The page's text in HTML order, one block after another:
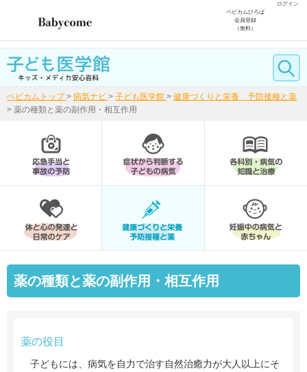
ログイン
ベビカムひろば
会員登録
（無料）
ベビカムトップ > 病気ナビ > 子ども医学館 > 健康づくりと栄養 予防接種と薬
> 薬の種類と薬の副作用・相互作用
薬の種類と薬の副作用・相互作用
薬の役目
子どもには、病気を自力で治す自然治癒力が大人以上にそ